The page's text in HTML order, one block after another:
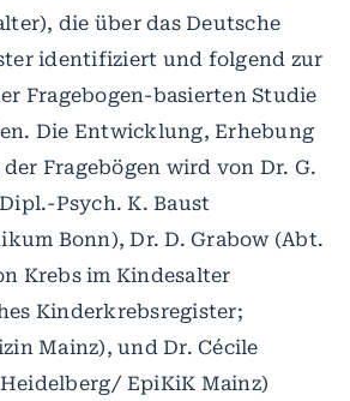
die über das Deutsche
identifiziert und folgend zur
Fragebogen-basierten Studie
Die Entwicklung, Erhebung
Fragebögen wird von Dr. G.
Psych. K. Baust
Bonn), Dr. D. Grabow (Abt.
Krebs im Kindesalter
Kinderkrebsregister;
Mainz), und Dr. Cécile
EpiKiK Mainz)